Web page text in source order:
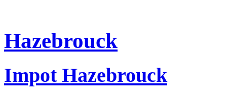
Hazebrouck
Impot Hazebrouck